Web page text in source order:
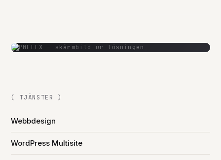
( TJÄNSTER )
Webbdesign
WordPress Multisite